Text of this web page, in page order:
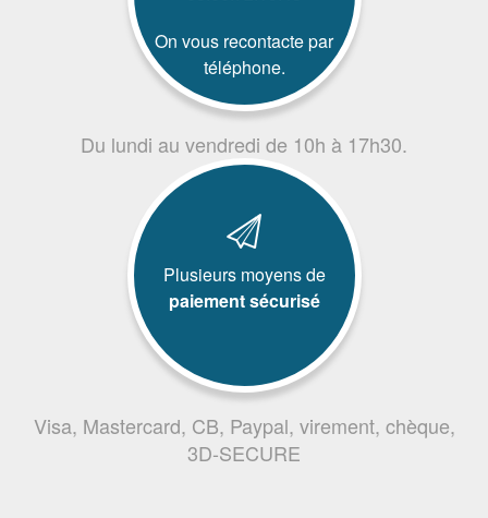
On vous recontacte par
téléphone.
Du lundi au vendredi de 10h à 17h30.
Plusieurs moyens de
paiement sécurisé
Visa, Mastercard, CB, Paypal, virement, chèque,
3D-SECURE